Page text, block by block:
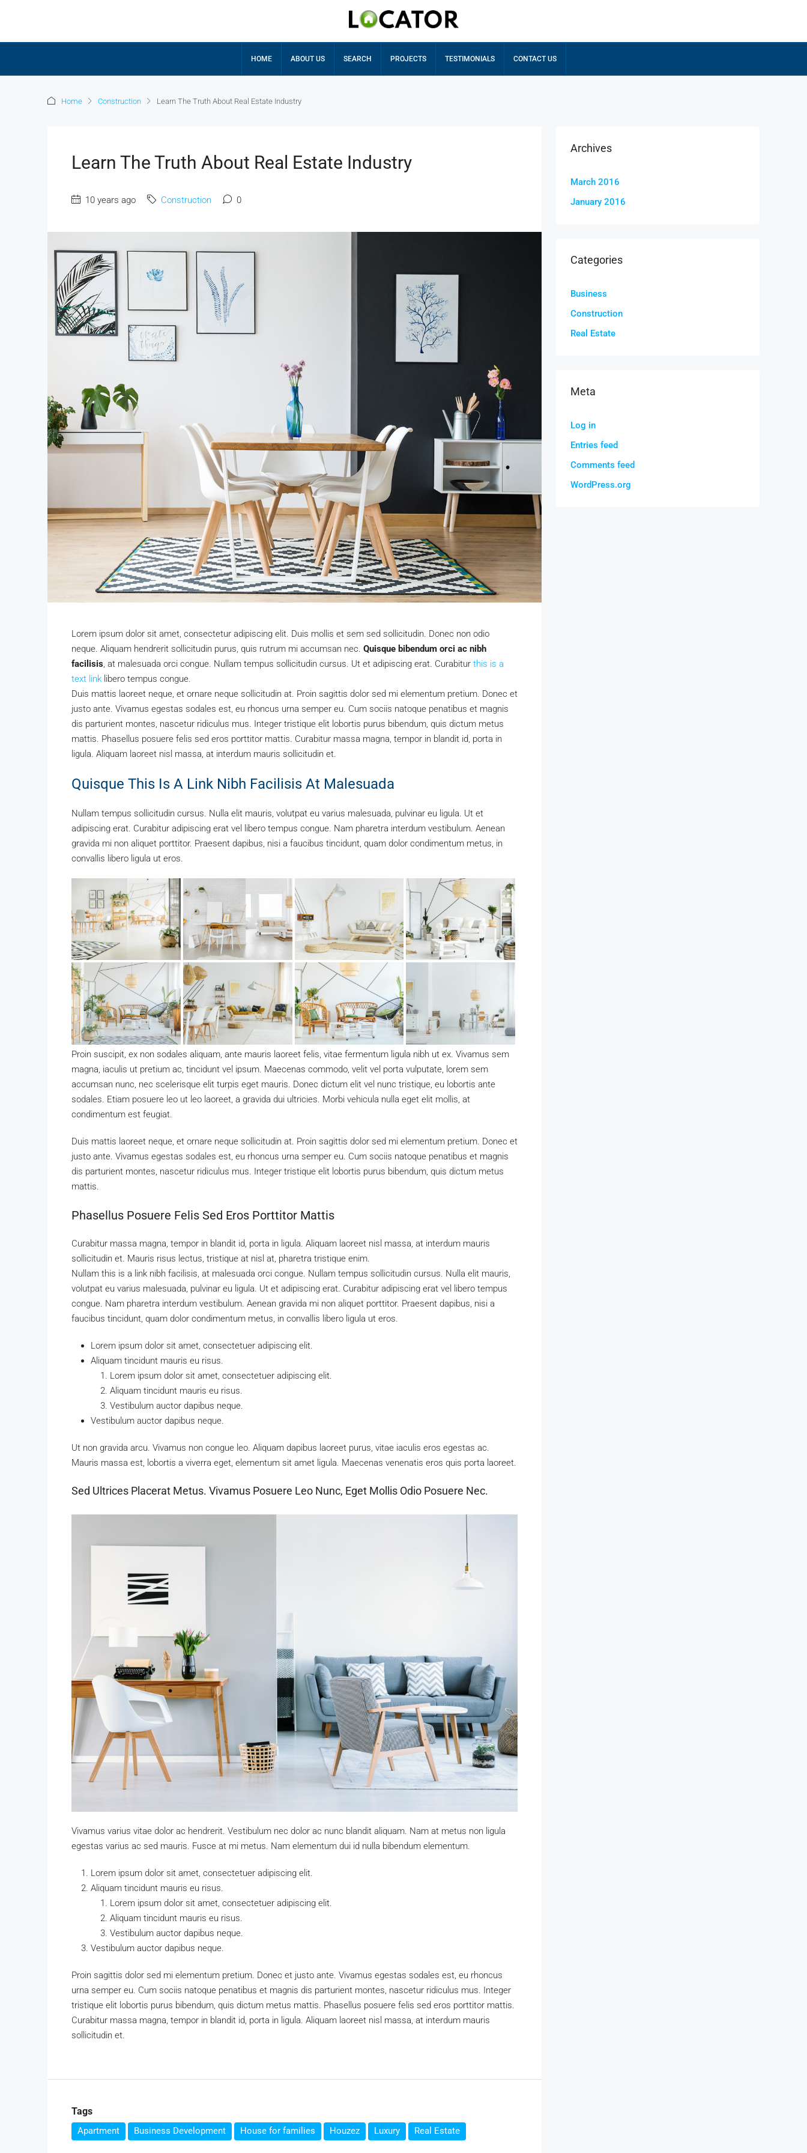
HOME ABOUT US SEARCH PROJECTS TESTIMONIALS CONTACT US
Home Construction Learn The Truth About Real Estate Industry
Learn The Truth About Real Estate Industry
10 years ago Construction 0
Lorem ipsum dolor sit amet, consectetur adipiscing elit. Duis mollis et sem sed sollicitudin. Donec non odio
neque. Aliquam hendrerit sollicitudin purus, quis rutrum mi accumsan nec. Quisque bibendum orci ac nibh
facilisis, at malesuada orci congue. Nullam tempus sollicitudin cursus. Ut et adipiscing erat. Curabitur this is a
text link libero tempus congue.
Duis mattis laoreet neque, et ornare neque sollicitudin at. Proin sagittis dolor sed mi elementum pretium. Donec et
justo ante. Vivamus egestas sodales est, eu rhoncus urna semper eu. Cum sociis natoque penatibus et magnis
dis parturient montes, nascetur ridiculus mus. Integer tristique elit lobortis purus bibendum, quis dictum metus
mattis. Phasellus posuere felis sed eros porttitor mattis. Curabitur massa magna, tempor in blandit id, porta in
ligula. Aliquam laoreet nisl massa, at interdum mauris sollicitudin et.
Quisque This Is A Link Nibh Facilisis At Malesuada
Nullam tempus sollicitudin cursus. Nulla elit mauris, volutpat eu varius malesuada, pulvinar eu ligula. Ut et
adipiscing erat. Curabitur adipiscing erat vel libero tempus congue. Nam pharetra interdum vestibulum. Aenean
gravida mi non aliquet porttitor. Praesent dapibus, nisi a faucibus tincidunt, quam dolor condimentum metus, in
convallis libero ligula ut eros.
Proin suscipit, ex non sodales aliquam, ante mauris laoreet felis, vitae fermentum ligula nibh ut ex. Vivamus sem
magna, iaculis ut pretium ac, tincidunt vel ipsum. Maecenas commodo, velit vel porta vulputate, lorem sem
accumsan nunc, nec scelerisque elit turpis eget mauris. Donec dictum elit vel nunc tristique, eu lobortis ante
sodales. Etiam posuere leo ut leo laoreet, a gravida dui ultricies. Morbi vehicula nulla eget elit mollis, at
condimentum est feugiat.
Duis mattis laoreet neque, et ornare neque sollicitudin at. Proin sagittis dolor sed mi elementum pretium. Donec et
justo ante. Vivamus egestas sodales est, eu rhoncus urna semper eu. Cum sociis natoque penatibus et magnis
dis parturient montes, nascetur ridiculus mus. Integer tristique elit lobortis purus bibendum, quis dictum metus
mattis.
Phasellus Posuere Felis Sed Eros Porttitor Mattis
Curabitur massa magna, tempor in blandit id, porta in ligula. Aliquam laoreet nisl massa, at interdum mauris
sollicitudin et. Mauris risus lectus, tristique at nisl at, pharetra tristique enim.
Nullam this is a link nibh facilisis, at malesuada orci congue. Nullam tempus sollicitudin cursus. Nulla elit mauris,
volutpat eu varius malesuada, pulvinar eu ligula. Ut et adipiscing erat. Curabitur adipiscing erat vel libero tempus
congue. Nam pharetra interdum vestibulum. Aenean gravida mi non aliquet porttitor. Praesent dapibus, nisi a
faucibus tincidunt, quam dolor condimentum metus, in convallis libero ligula ut eros.
Lorem ipsum dolor sit amet, consectetuer adipiscing elit.
Aliquam tincidunt mauris eu risus.
Lorem ipsum dolor sit amet, consectetuer adipiscing elit.
Aliquam tincidunt mauris eu risus.
Vestibulum auctor dapibus neque.
Vestibulum auctor dapibus neque.
Ut non gravida arcu. Vivamus non congue leo. Aliquam dapibus laoreet purus, vitae iaculis eros egestas ac.
Mauris massa est, lobortis a viverra eget, elementum sit amet ligula. Maecenas venenatis eros quis porta laoreet.
Sed Ultrices Placerat Metus. Vivamus Posuere Leo Nunc, Eget Mollis Odio Posuere Nec.
Vivamus varius vitae dolor ac hendrerit. Vestibulum nec dolor ac nunc blandit aliquam. Nam at metus non ligula
egestas varius ac sed mauris. Fusce at mi metus. Nam elementum dui id nulla bibendum elementum.
Lorem ipsum dolor sit amet, consectetuer adipiscing elit.
Aliquam tincidunt mauris eu risus.
Lorem ipsum dolor sit amet, consectetuer adipiscing elit.
Aliquam tincidunt mauris eu risus.
Vestibulum auctor dapibus neque.
Vestibulum auctor dapibus neque.
Proin sagittis dolor sed mi elementum pretium. Donec et justo ante. Vivamus egestas sodales est, eu rhoncus
urna semper eu. Cum sociis natoque penatibus et magnis dis parturient montes, nascetur ridiculus mus. Integer
tristique elit lobortis purus bibendum, quis dictum metus mattis. Phasellus posuere felis sed eros porttitor mattis.
Curabitur massa magna, tempor in blandit id, porta in ligula. Aliquam laoreet nisl massa, at interdum mauris
sollicitudin et.
Tags
Apartment Business Development House for families Houzez Luxury Real Estate
Archives
March 2016
January 2016
Categories
Business
Construction
Real Estate
Meta
Log in
Entries feed
Comments feed
WordPress.org